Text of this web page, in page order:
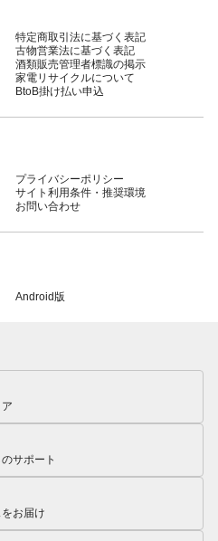
特定商取引法に基づく表記
古物営業法に基づく表記
酒類販売管理者標識の掲示
家電リサイクルについて
BtoB掛け払い申込
プライバシーポリシー
サイト利用条件・推奨環境
お問い合わせ
Android版
サポート
お届け